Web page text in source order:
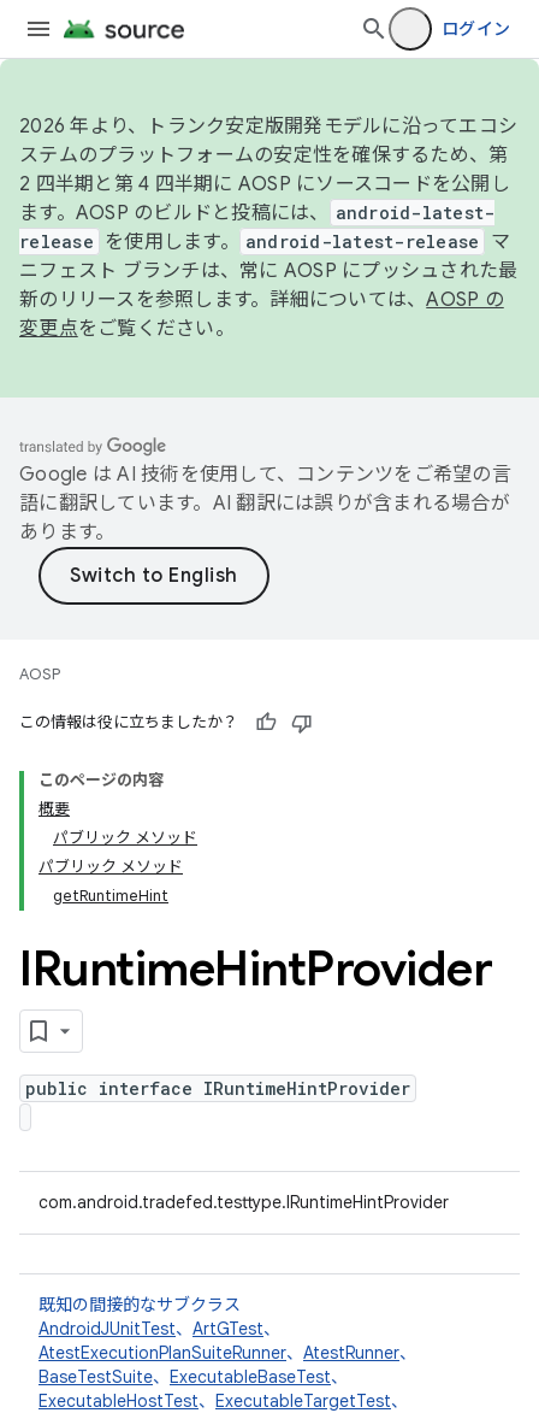
ログイン
2026 年より、トランク安定版開発モデルに沿ってエコシ
ステムのプラットフォームの安定性を確保するため、第
2 四半期と第 4 四半期に AOSP にソースコードを公開し
ます。AOSP のビルドと投稿には、
android-latest-
release
を使用します。 android-latest-release
マ
ニフェスト ブランチは、常に AOSP にプッシュされた最
新のリリースを参照します。詳細については、AOSP の
変更点をご覧ください。
Google は AI 技術を使用して、コンテンツをご希望の言
語に翻訳しています。AI 翻訳には誤りが含まれる場合が
あります。
AOSP
この情報は役に立ちましたか？
このページの内容
概要
パブリック メソッド
パブリック メソッド
getRuntimeHint
IRuntimeHintProvider
public interface IRuntimeHintProvider
com.android.tradefed.testtype.IRuntimeHintProvider
既知の間接的なサブクラス
AndroidJUnitTest、 ArtGTest、
AtestExecutionPlanSuiteRunner、 AtestRunner、
BaseTestSuite、 ExecutableBaseTest、
ExecutableHostTest、 ExecutableTargetTest、